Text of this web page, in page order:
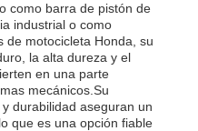
como barra de pistón de
industrial o como
de motocicleta Honda, su
la alta dureza y el
en una parte
mecánicos.Su
durabilidad aseguran un
que es una opción fiable